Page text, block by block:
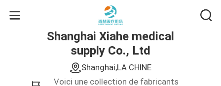
Shanghai Xiahe medical
supply Co., Ltd
Shanghai,LA CHINE
Voici une collection de fabricants